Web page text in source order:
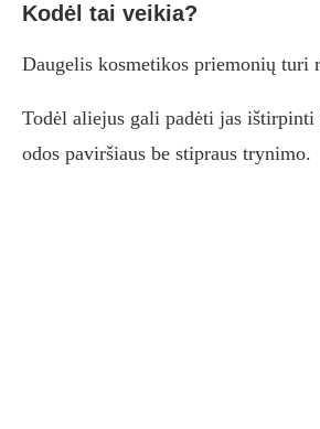
Kodėl tai veikia?
Daugelis kosmetikos priemonių turi
Todėl aliejus gali padėti jas
odos paviršiaus be stipraus trynimo.